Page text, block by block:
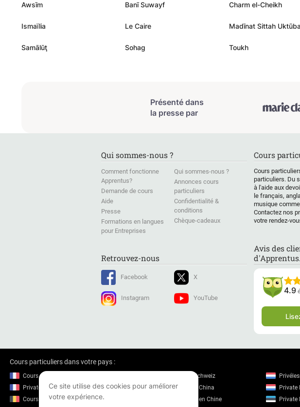
Awsīm Banī Suwayf Charm el-Cheikh
Ismaïlia Le Caire Madīnat Sittah
Samālūţ Sohag Toukh
Présenté dans
la presse par
Qui sommes-nous ?
Comment fonctionne
Apprentus?
Demande de cours
Aide
Presse
Formations en langues
pour Entreprises
Qui sommes-nous ?
Annonces cours
particuliers
Confidentialité &
conditions
Chèque-cadeaux
Cours
Cours
particuliers. Du
à l'aide aux
le français,
musique
Contactez nos
votre rendez-
Retrouvez-nous
Facebook
Instagram
X
YouTube
Avis des
4.9
Cours particuliers dans votre pays :
Cours particuliers en France
Private lessons in France
Cours particuliers en Belgique
Nachhilfe in der Schweiz
Private lessons in China
Cours particuliers en Chine
Private
Private
Ce site utilise des cookies pour améliorer
votre expérience.